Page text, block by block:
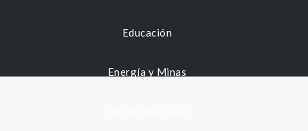
Educación
Energía y Minas